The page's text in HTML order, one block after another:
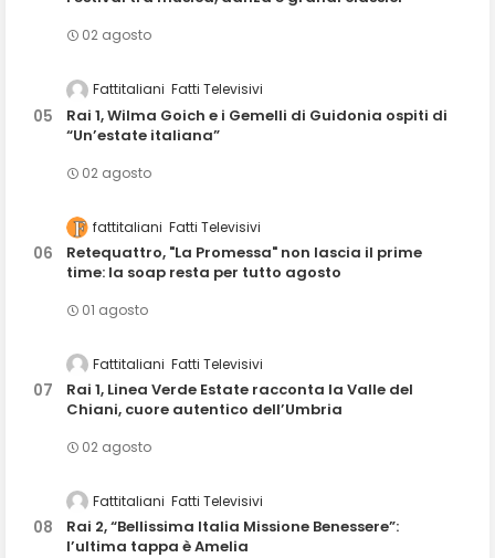
02 agosto
Fattitaliani Fatti Televisivi
Rai 1, Wilma Goich e i Gemelli di Guidonia ospiti di
“Un’estate italiana”
02 agosto
fattitaliani Fatti Televisivi
Retequattro, "La Promessa" non lascia il prime
time: la soap resta per tutto agosto
01 agosto
Fattitaliani Fatti Televisivi
Rai 1, Linea Verde Estate racconta la Valle del
Chiani, cuore autentico dell’Umbria
02 agosto
Fattitaliani Fatti Televisivi
Rai 2, “Bellissima Italia Missione Benessere”:
l’ultima tappa è Amelia